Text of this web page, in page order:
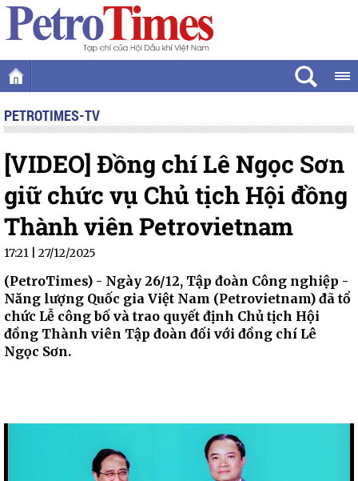
PETROTIMES-TV
[VIDEO] Đồng chí Lê Ngọc Sơn
giữ chức vụ Chủ tịch Hội đồng
Thành viên Petrovietnam
17:21 | 27/12/2025
(PetroTimes) - Ngày 26/12, Tập đoàn Công nghiệp -
Năng lượng Quốc gia Việt Nam (Petrovietnam) đã tổ
chức Lễ công bố và trao quyết định Chủ tịch Hội
đồng Thành viên Tập đoàn đối với đồng chí Lê
Ngọc Sơn.